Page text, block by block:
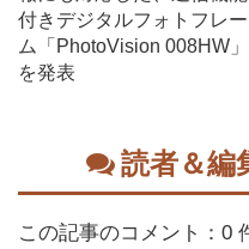
付きデジタルフォトフレー
ム「PhotoVision 008HW」
を発表
読者＆編
この記事のコメント：0